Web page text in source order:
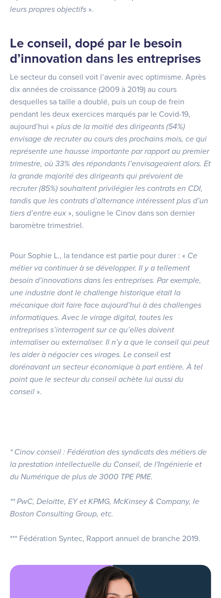
leurs propres objectifs ».
Le conseil, dopé par le besoin
d’innovation dans les entreprises
Le secteur du conseil voit l’avenir avec optimisme. Après
dix années de croissance (2009 à 2019) au cours
desquelles sa taille a doublé, puis un coup de frein
pendant les deux exercices marqués par le Covid-19,
aujourd’hui « plus de la moitié des dirigeants (54%)
envisage de recruter au cours des prochains mois, ce qui
représente une hausse importante par rapport au premier
trimestre, où 33% des répondants l’envisageaient alors. Et
la grande majorité des dirigeants qui prévoient de
recruter (85%) souhaitent privilégier les contrats en CDI,
tandis que les contrats d’alternance intéressent plus d’un
tiers d’entre eux », souligne le Cinov dans son dernier
baromètre trimestriel.
Pour Sophie L., la tendance est partie pour durer : « Ce
métier va continuer à se développer. Il y a tellement
besoin d’innovations dans les entreprises. Par exemple,
une industrie dont le challenge historique était la
mécanique doit faire face aujourd’hui à des challenges
informatiques. Avec le virage digital, toutes les
entreprises s’interrogent sur ce qu’elles doivent
internaliser ou externaliser. Il n’y a que le conseil qui peut
les aider à négocier ces virages. Le conseil est
dorénavant un secteur économique à part entière. À tel
point que le secteur du conseil achète lui aussi du
conseil ».
* Cinov conseil : Fédération des syndicats des métiers de
la prestation intellectuelle du Conseil, de l'Ingénierie et
du Numérique de plus de 3000 TPE PME.
** PwC, Deloitte, EY et KPMG, McKinsey & Company, le
Boston Consulting Group, etc.
*** Fédération Syntec, Rapport annuel de branche 2019.